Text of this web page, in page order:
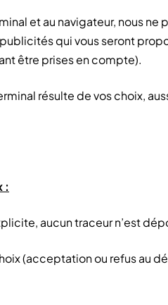
et au navigateur, nous
qui vous seront
être prises en compte).
résulte de vos choix,
:
aucun traceur n’est
(acceptation ou refus au